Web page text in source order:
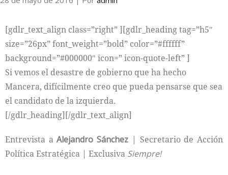
[gdlr_text_align class=”right” ][gdlr_heading tag=”h5″
size=”26px” font_weight=”bold” color=”#ffffff”
background=”#000000″ icon=” icon-quote-left” ]
Si vemos el desastre de gobierno que ha hecho
Mancera, difícilmente creo que pueda pensarse que sea
el candidato de la izquierda.
[/gdlr_heading][/gdlr_text_align]
Entrevista aAlejandro Sánchez | Secretario de Acción
Política Estratégica | Exclusiva Siempre!